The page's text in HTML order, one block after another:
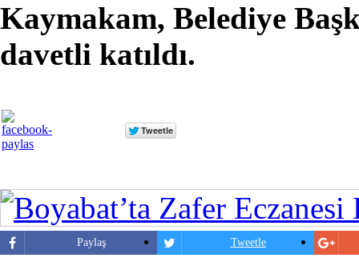
Kaymakam, Belediye
davetli katıldı.
Paylaş Tweetle